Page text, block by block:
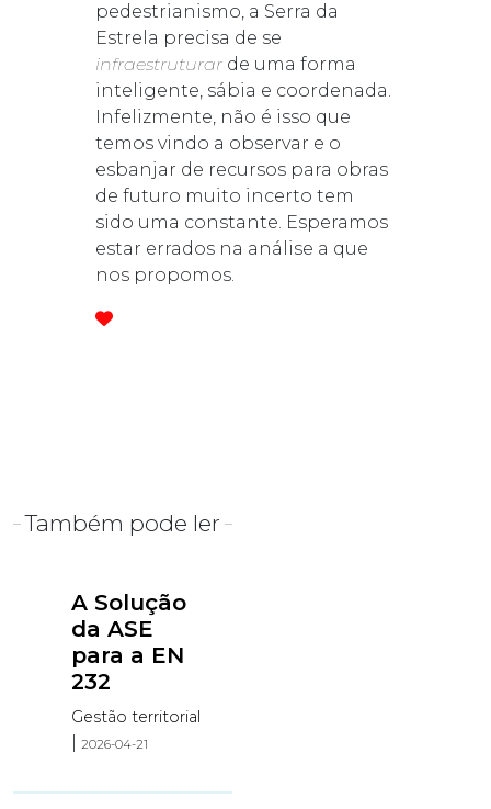
pedestrianismo, a Serra da
Estrela precisa de se
infraestruturarde uma forma
inteligente, sábia e coordenada.
Infelizmente, não é isso que
temos vindo a observar e o
esbanjar de recursos para obras
de futuro muito incerto tem
sido uma constante. Esperamos
estar errados na análise a que
nos propomos.
Também pode ler
A Solução
da ASE
para a EN
232
Gestão territorial
|2026-04-21